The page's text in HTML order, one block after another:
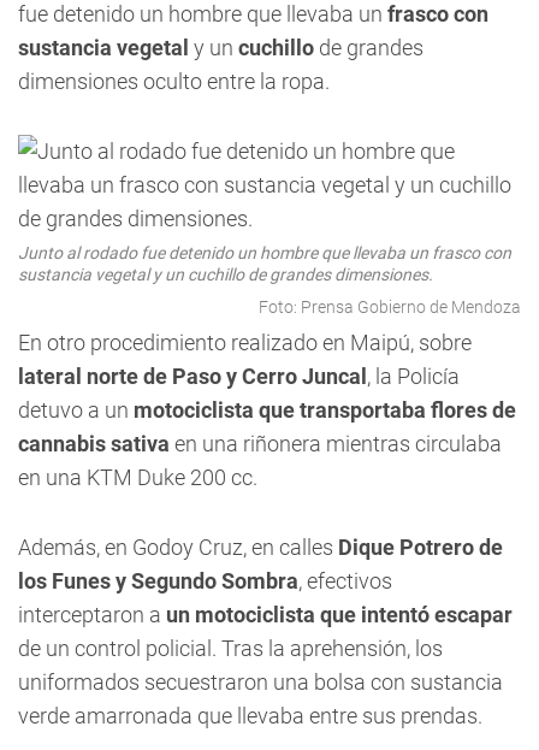
fue detenido un hombre que llevaba un frasco con
sustancia vegetal y un cuchillo de grandes
dimensiones oculto entre la ropa.
Junto al rodado fue detenido un hombre que llevaba un frasco con
sustancia vegetal y un cuchillo de grandes dimensiones.
Foto: Prensa Gobierno de Mendoza
En otro procedimiento realizado en Maipú, sobre
lateral norte de Paso y Cerro Juncal , la Policía
detuvo a un motociclista que transportaba flores de
cannabis sativa en una riñonera mientras circulaba
en una KTM Duke 200 cc.
Además, en Godoy Cruz, en calles Dique Potrero de
los Funes y Segundo Sombra, efectivos
interceptaron a un motociclista que intentó escapar
de un control policial. Tras la aprehensión, los
uniformados secuestraron una bolsa con sustancia
verde amarronada que llevaba entre sus prendas.